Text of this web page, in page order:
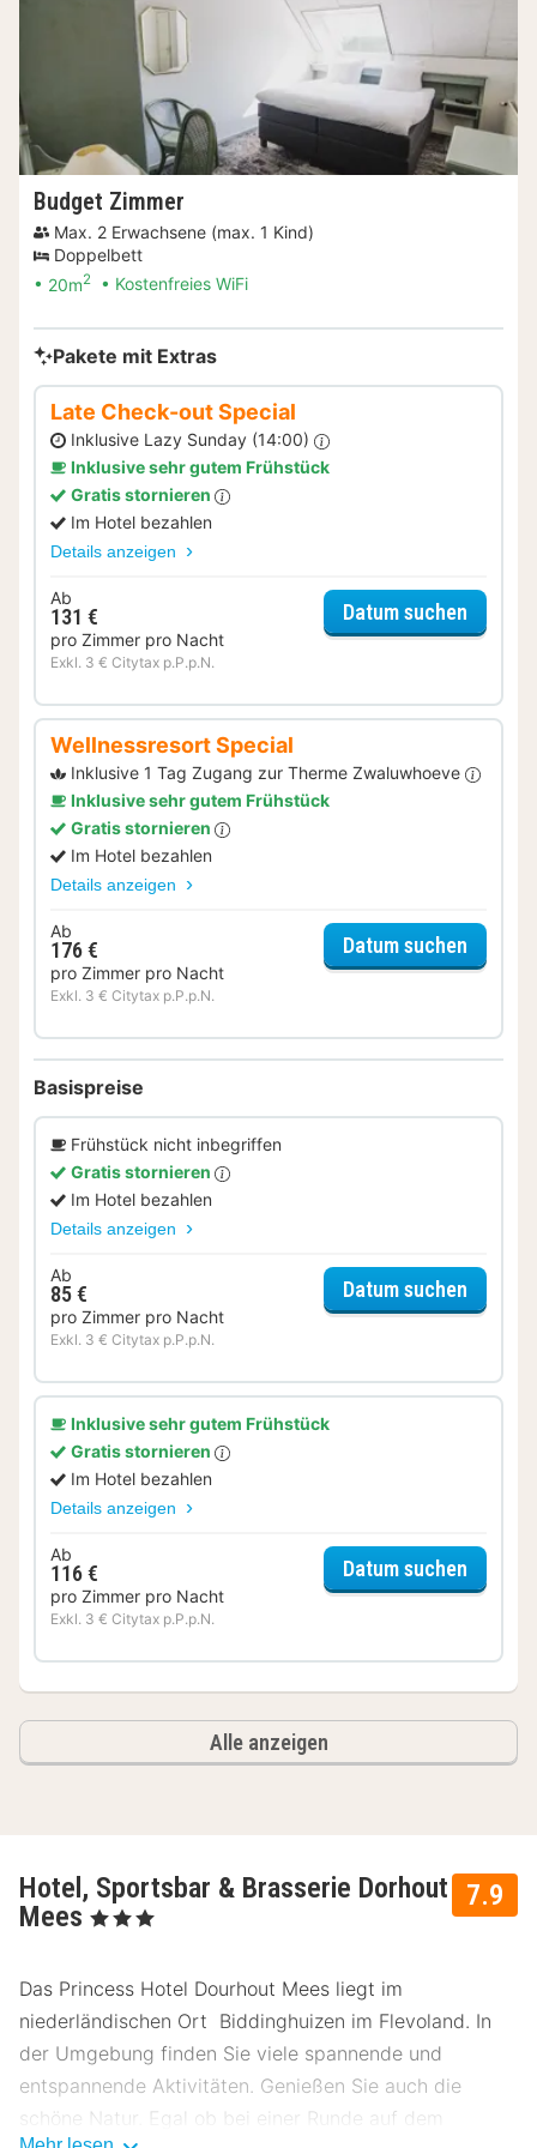
Budget Zimmer
Max. 2 Erwachsene (max. 1 Kind)
Doppelbett
20m2 Kostenfreies WiFi
Pakete mit Extras
Late Check-out Special
Inklusive Lazy Sunday (14:00)
Inklusive sehr gutem Frühstück
Gratis stornieren
Im Hotel bezahlen
Details anzeigen
Ab
131 €
pro Zimmer pro Nacht
Exkl. 3 € Citytax p.P.p.N.
Datum suchen
Wellnessresort Special
Inklusive 1 Tag Zugang zur Therme Zwaluwhoeve
Inklusive sehr gutem Frühstück
Gratis stornieren
Im Hotel bezahlen
Details anzeigen
Ab
176 €
pro Zimmer pro Nacht
Exkl. 3 € Citytax p.P.p.N.
Datum suchen
Basispreise
Frühstück nicht inbegriffen
Gratis stornieren
Im Hotel bezahlen
Details anzeigen
Ab
85 €
pro Zimmer pro Nacht
Exkl. 3 € Citytax p.P.p.N.
Datum suchen
Inklusive sehr gutem Frühstück
Gratis stornieren
Im Hotel bezahlen
Details anzeigen
Ab
116 €
pro Zimmer pro Nacht
Exkl. 3 € Citytax p.P.p.N.
Datum suchen
Alle anzeigen
7.9
Hotel, Sportsbar & Brasserie Dorhout
Mees , 3 Sterne
Das Princess Hotel Dourhout Mees liegt im
niederländischen Ort Biddinghuizen im Flevoland. In
der Umgebung finden Sie viele spannende und
entspannende Aktivitäten. Genießen Sie auch die
schöne Natur. Egal ob bei einer Runde auf dem